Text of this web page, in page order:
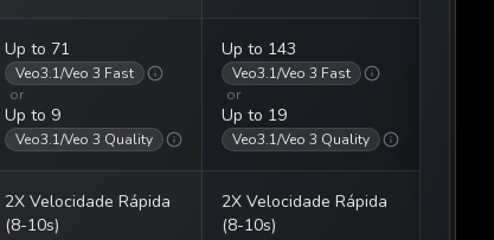
Up to 71
Veo3.1/Veo 3 Fast
or
Up to 9
Veo3.1/Veo 3 Quality
Up to 143
Veo3.1/Veo 3 Fast
or
Up to 19
Veo3.1/Veo 3 Quality
2X Velocidade Rápida
(8-10s)
2X Velocidade Rápida
(8-10s)